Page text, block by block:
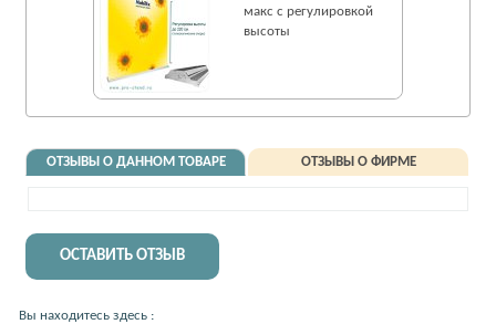
макс с регулировкой
высоты
ОТЗЫВЫ О ДАННОМ ТОВАРЕ ОТЗЫВЫ О ФИРМЕ
ОСТАВИТЬ ОТЗЫВ
Вы находитесь здесь :